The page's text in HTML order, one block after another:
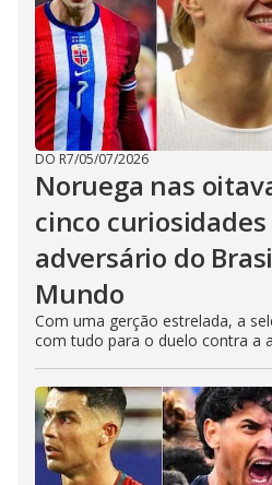
DO R7/05/07/2026
Noruega nas
cinco curiosidades
adversário do
Mundo
Com uma gerção estrelada, a
com tudo para o duelo contra a